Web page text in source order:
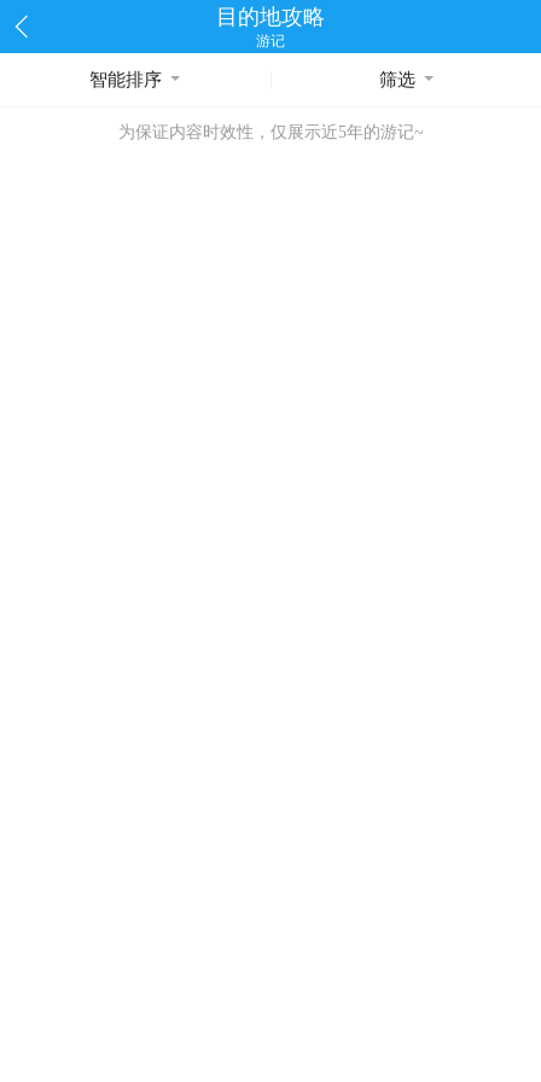
目的地攻略
游记
智能排序 筛选
为保证内容时效性，仅展示近5年的游记~